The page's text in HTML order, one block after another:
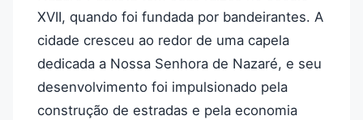
XVII, quando foi fundada por bandeirantes. A
cidade cresceu ao redor de uma capela
dedicada a Nossa Senhora de Nazaré, e seu
desenvolvimento foi impulsionado pela
construção de estradas e pela economia